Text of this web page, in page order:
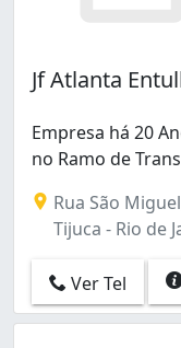
Jf Atlanta
Empresa há 20
no Ramo de
Rua São
Tijuca - Rio de
Ver Tel